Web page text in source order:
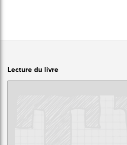
Lecture du livre